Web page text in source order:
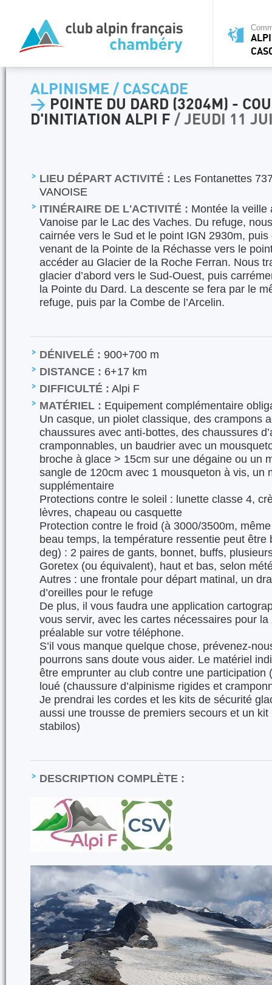
ALPINISME / CASCADE
> POINTE DU DARD (3204M) -
D'INITIATION ALPI F / JEUDI 11
LIEU DÉPART ACTIVITÉ : Les Fontanettes
VANOISE
ITINÉRAIRE DE L'ACTIVITÉ : Montée la veille
Vanoise par le Lac des Vaches. Du refuge,
cairnée vers le Sud et le point IGN 2930m, puis
venant de la Pointe de la Réchasse vers le
accéder au Glacier de la Roche Ferran. Nous
glacier d’abord vers le Sud-Ouest, puis
la Pointe du Dard. La descente se fera par le
refuge, puis par la Combe de l’Arcelin.
DÉNIVELÉ : 900+700 m
DISTANCE : 6+17 km
DIFFICULTÉ : Alpi F
MATÉRIEL : Equipement complémentaire
Un casque, un piolet classique, des crampons
chaussures avec anti-bottes, des chaussures
cramponnables, un baudrier avec un
broche à glace > 15cm sur une dégaine ou un
sangle de 120cm avec 1 mousqueton à vis, un
supplémentaire
Protections contre le soleil : lunette classe 4,
lèvres, chapeau ou casquette
Protection contre le froid (à 3000/3500m,
beau temps, la température ressentie peut être
deg) : 2 paires de gants, bonnet, buffs,
Goretex (ou équivalent), haut et bas, selon
Autres : une frontale pour départ matinal, un
d’oreilles pour le refuge
De plus, il vous faudra une application
vous servir, avec les cartes nécessaires pour
préalable sur votre téléphone.
S’il vous manque quelque chose, prévenez-
pourrons sans doute vous aider. Le matériel
être emprunter au club contre une participation
loué (chaussure d’alpinisme rigides et
Je prendrai les cordes et les kits de sécurité
aussi une trousse de premiers secours et un
stabilos)
DESCRIPTION COMPLÈTE :